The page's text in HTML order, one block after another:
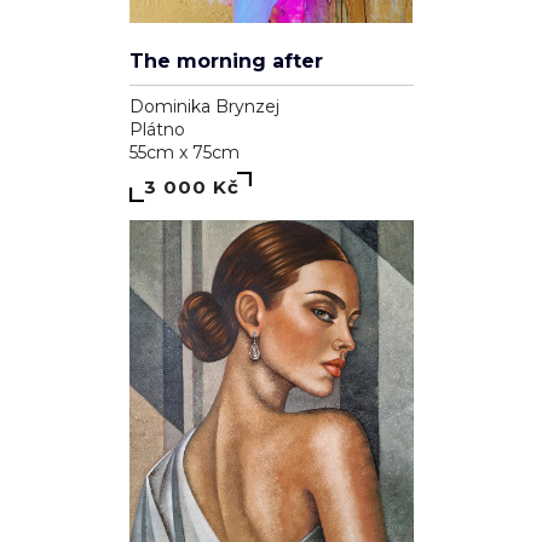
The morning after
Dominika Brynzej
Plátno
55cm x 75cm
3 000 Kč